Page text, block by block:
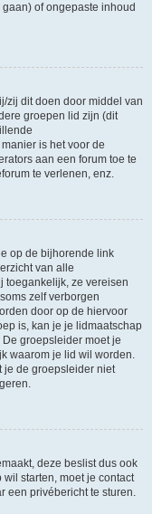
gaan) of ongepaste inhoud
zij dit doen door middel van
groepen lid zijn (dit
is het voor de
aan een forum toe te
te verlenen, enz.
op de bijhorende link
van alle
toegankelijk, ze vereisen
zelf verborgen
door op de hiervoor
is, kan je je lidmaatschap
groepsleider moet je
waarom je lid wil worden.
je de groepsleider niet
deze beslist dus ook
starten, moet je contact
een privébericht te sturen.